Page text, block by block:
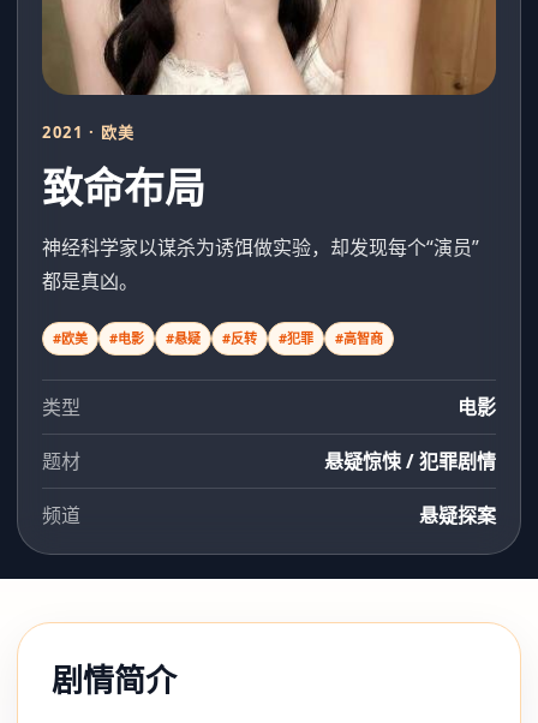
2021 · 欧美
致命布局
神经科学家以谋杀为诱饵做实验，却发现每个“演员”
都是真凶。
#欧美 #电影 #悬疑 #反转 #犯罪 #高智商
类型 电影
题材 悬疑惊悚 / 犯罪剧情
频道 悬疑探案
剧情简介